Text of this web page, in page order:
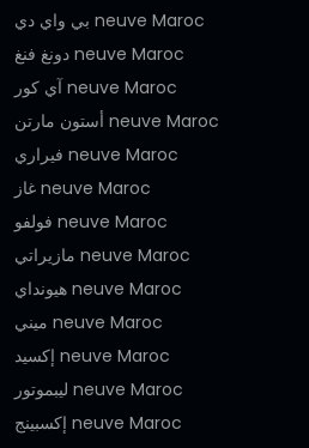
بي واي دي neuve Maroc
دونغ فنغ neuve Maroc
آي كور neuve Maroc
أستون مارتن neuve Maroc
فيراري neuve Maroc
غاز neuve Maroc
فولفو neuve Maroc
مازيراتي neuve Maroc
هيونداي neuve Maroc
ميني neuve Maroc
إكسيد neuve Maroc
ليبموتور neuve Maroc
إكسبينج neuve Maroc